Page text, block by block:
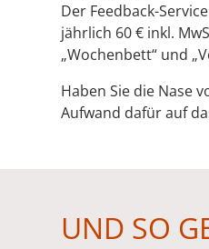
Der Feedback-
jährlich 60 € inkl.
„Wochenbett“ und
Haben Sie die Nase
Aufwand dafür auf
UND SO